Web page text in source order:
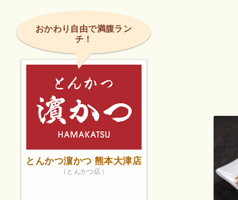
おかわり自由で満腹ラン
チ！
とんかつ濵かつ 熊本大津店
（とんかつ店）